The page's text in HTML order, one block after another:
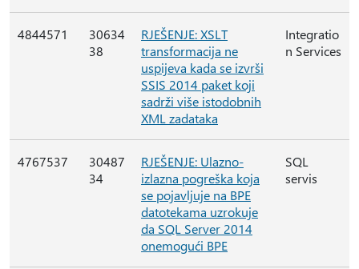
4844571
30634
38
RJEŠENJE: XSLT
transformacija ne
uspijeva kada se izvrši
SSIS 2014 paket koji
sadrži više istodobnih
XML zadataka
Integratio
n Services
4767537
30487
34
RJEŠENJE: Ulazno-
izlazna pogreška koja
se pojavljuje na BPE
datotekama uzrokuje
da SQL Server 2014
onemogući BPE
SQL
servis